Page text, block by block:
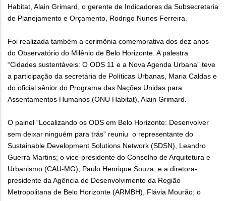
Habitat, Alain Grimard, o gerente de Indicadores da Subsecretaria
de Planejamento e Orçamento, Rodrigo Nunes Ferreira.
Foi realizada também a cerimônia comemorativa dos dez anos
do Observatório do Milênio de Belo Horizonte. A palestra
“Cidades sustentáveis: O ODS 11 e a Nova Agenda Urbana” teve
a participação da secretária de Políticas Urbanas, Maria Caldas e
do oficial sênior do Programa das Nações Unidas para
Assentamentos Humanos (ONU Habitat), Alain Grimard.
O painel “Localizando os ODS em Belo Horizonte: Desenvolver
sem deixar ninguém para trás” reuniu o representante do
Sustainable Development Solutions Network (SDSN), Leandro
Guerra Martins; o vice-presidente do Conselho de Arquitetura e
Urbanismo (CAU-MG), Paulo Henrique Souza; e a diretora-
presidente da Agência de Desenvolvimento da Região
Metropolitana de Belo Horizonte (ARMBH), Flávia Mourão; o